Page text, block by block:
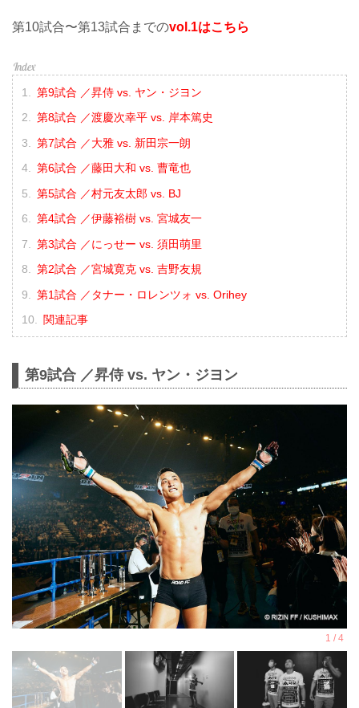
第10試合〜第13試合までのvol.1はこちら
第9試合 ／昇侍 vs. ヤン・ジヨン
第8試合 ／渡慶次幸平 vs. 岸本篤史
第7試合 ／大雅 vs. 新田宗一朗
第6試合 ／藤田大和 vs. 曹竜也
第5試合 ／村元友太郎 vs. BJ
第4試合 ／伊藤裕樹 vs. 宮城友一
第3試合 ／にっせー vs. 須田萌里
第2試合 ／宮城寛克 vs. 吉野友規
第1試合 ／タナー・ロレンツォ vs. Orihey
関連記事
第9試合 ／昇侍 vs. ヤン・ジヨン